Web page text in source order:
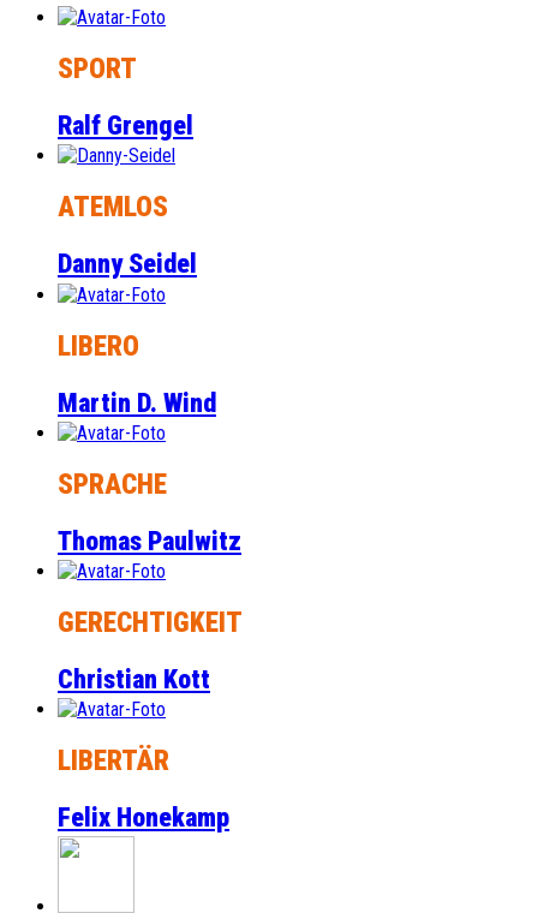
SPORT
Ralf Grengel
ATEMLOS
Danny Seidel
LIBERO
Martin D. Wind
SPRACHE
Thomas Paulwitz
GERECHTIGKEIT
Christian Kott
LIBERTÄR
Felix Honekamp